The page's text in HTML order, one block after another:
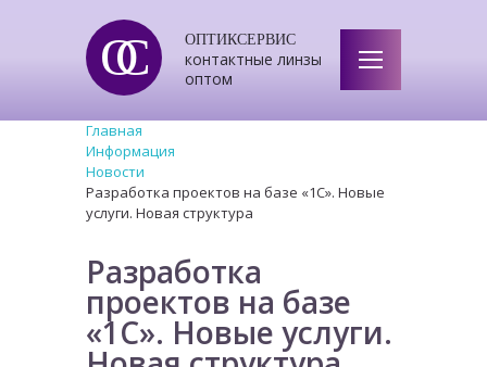
ОС ОПТИКСЕРВИС
контактные линзы
оптом
Главная
Информация
Новости
Разработка проектов на базе «1С». Новые
услуги. Новая структура
Разработка
проектов на базе
«1С». Новые услуги.